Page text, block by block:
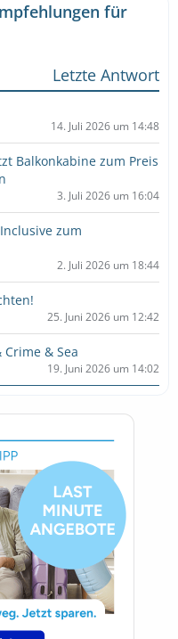
für
Letzte Antwort
14. Juli 2026 um 14:48
Balkonkabine zum Preis
3. Juli 2026 um 16:04
zum
2. Juli 2026 um 18:44
25. Juni 2026 um 12:42
& Sea
19. Juni 2026 um 14:02